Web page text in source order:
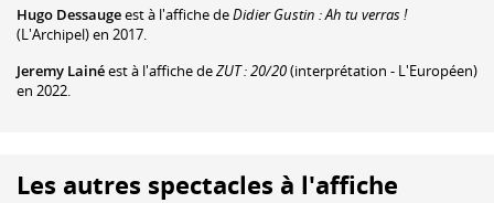
Hugo Dessaugeest à l'affiche deDidier Gustin : Ah tu verras !
(L'Archipel) en 2017.
Jeremy Lainéest à l'affiche deZUT : 20/20(interprétation - L'Européen)
en 2022.
Les autres spectacles à l'affiche